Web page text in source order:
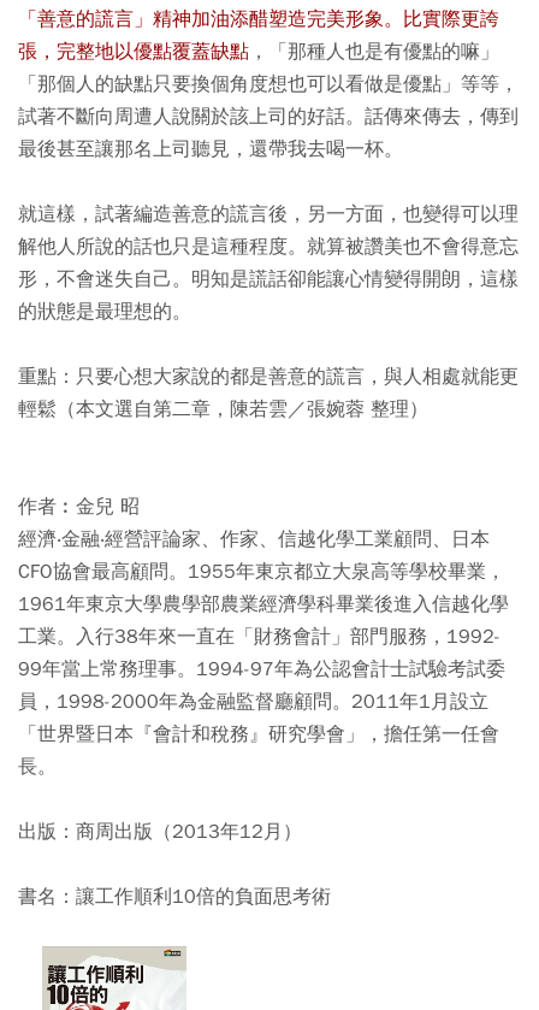
「善意的謊言」精神加油添醋塑造完美形象。比實際更誇
張，完整地以優點覆蓋缺點 ，「那種人也是有優點的嘛」
「那個人的缺點只要換個角度想也可以看做是優點」等等，
試著不斷向周遭人說關於該上司的好話。話傳來傳去，傳到
最後甚至讓那名上司聽見，還帶我去喝一杯。
就這樣，試著編造善意的謊言後，另一方面，也變得可以理
解他人所說的話也只是這種程度。就算被讚美也不會得意忘
形，不會迷失自己。明知是謊話卻能讓心情變得開朗，這樣
的狀態是最理想的。
重點：只要心想大家說的都是善意的謊言，與人相處就能更
輕鬆（本文選自第二章，陳若雲／張婉蓉 整理）
作者︰金兒 昭
經濟‧金融‧經營評論家、作家、信越化學工業顧問、日本
CFO協會最高顧問。1955年東京都立大泉高等學校畢業，
1961年東京大學農學部農業經濟學科畢業後進入信越化學
工業。入行38年來一直在「財務會計」部門服務，1992-
99年當上常務理事。1994-97年為公認會計士試驗考試委
員，1998-2000年為金融監督廳顧問。2011年1月設立
「世界暨日本『會計和稅務』研究學會」，擔任第一任會
長。
出版：商周出版（2013年12月）
書名：讓工作順利10倍的負面思考術